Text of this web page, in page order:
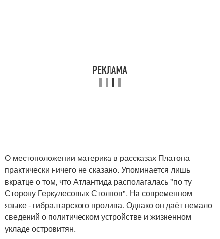
О местоположении материка в рассказах Платона
практически ничего не сказано. Упоминается лишь
вкратце о том, что Атлантида располагалась "по ту
Сторону Геркулесовых Столпов". На современном
языке - гибралтарского пролива. Однако он даёт немало
сведений о политическом устройстве и жизненном
укладе островитян.